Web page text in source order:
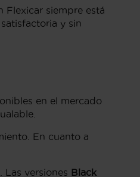
Flexicar siempre está
y sin
en el mercado
En cuanto a
versiones Black